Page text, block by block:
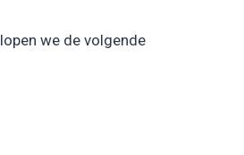
we de volgende